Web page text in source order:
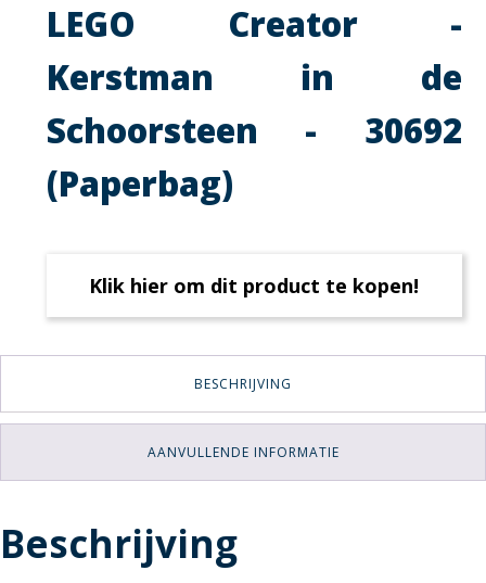
LEGO Creator -
Kerstman in de
Schoorsteen - 30692
(Paperbag)
Klik hier om dit product te kopen!
BESCHRIJVING
AANVULLENDE INFORMATIE
Beschrijving